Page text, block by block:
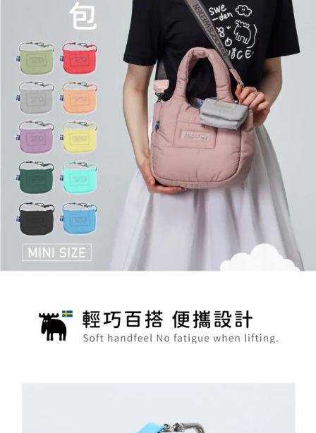
「AFTEE先享後付」，若未經同意申辦者引起之損失，本公司不負相關責
４．使用「AFTEE先享後付」時，將依據個別帳號之用戶狀況，依本公司即
時審查核予不同之上限額度；若仍有額度不足之情形，本公司將視審查結果
請求用戶進行身份認證。
５．嚴禁一人註冊多個帳號或使用他人資訊註冊。若發現惡意使用之情形，
恩沛科技股份有限公司將有權停止該用戶之使用額度並採取法律行動。